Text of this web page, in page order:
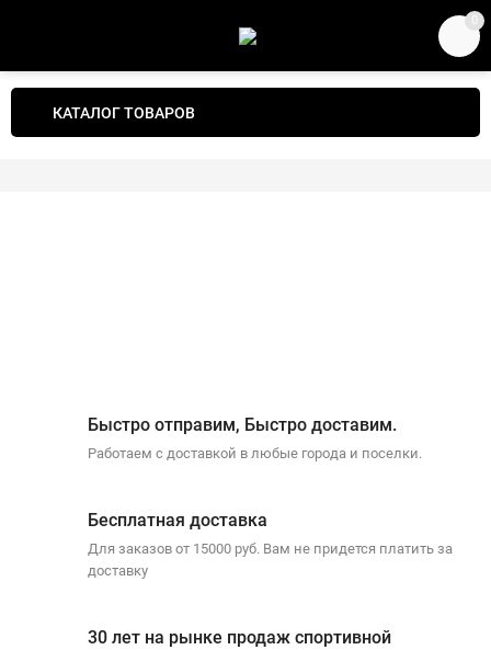
0
КАТАЛОГ ТОВАРОВ
Быстро отправим, Быстро доставим.
Работаем с доставкой в любые города и поселки.
Бесплатная доставка
Для заказов от 15000 руб. Вам не придется платить за
доставку
30 лет на рынке продаж спортивной